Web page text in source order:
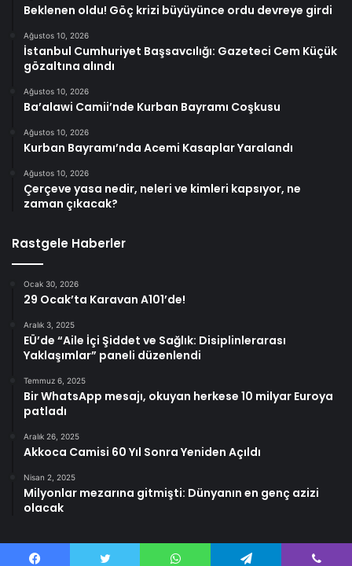
Beklenen oldu! Göç krizi büyüyünce ordu devreye girdi
Ağustos 10, 2026
İstanbul Cumhuriyet Başsavcılığı: Gazeteci Cem Küçük
gözaltına alındı
Ağustos 10, 2026
Ba’alawi Camii’nde Kurban Bayramı Coşkusu
Ağustos 10, 2026
Kurban Bayramı’nda Acemi Kasaplar Yaralandı
Ağustos 10, 2026
Çerçeve yasa nedir, neleri ve kimleri kapsıyor, ne
zaman çıkacak?
Rastgele Haberler
Ocak 30, 2026
29 Ocak’ta Karavan A101’de!
Aralık 3, 2025
EÜ’de “Aile İçi Şiddet ve Sağlık: Disiplinlerarası
Yaklaşımlar” paneli düzenlendi
Temmuz 6, 2025
Bir WhatsApp mesajı, okuyan herkese 10 milyar Euroya
patladı
Aralık 26, 2025
Akkoca Camisi 60 Yıl Sonra Yeniden Açıldı
Nisan 2, 2025
Milyonlar mezarına gitmişti: Dünyanın en genç azizi
olacak